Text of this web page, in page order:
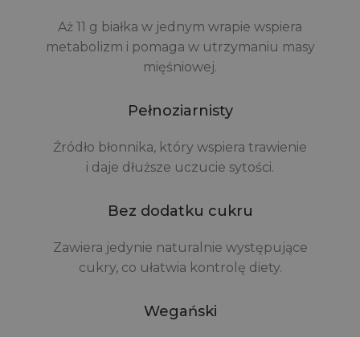
Aż 11 g białka w jednym wrapie wspiera
metabolizm i pomaga w utrzymaniu masy
mięśniowej.
Pełnoziarnisty
Źródło błonnika, który wspiera trawienie
i daje dłuższe uczucie sytości.
Bez dodatku cukru
Zawiera jedynie naturalnie występujące
cukry, co ułatwia kontrolę diety.
Wegański